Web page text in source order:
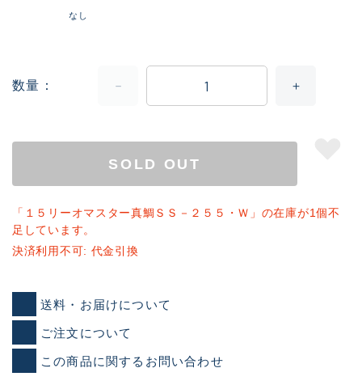
なし
数量
SOLD OUT
「１５リーオマスター真鯛ＳＳ－２５５・Ｗ」の在庫が1個不
足しています。
決済利用不可: 代金引換
送料・お届けについて
ご注文について
この商品に関するお問い合わせ